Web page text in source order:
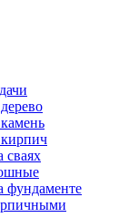
сваях
фундаменте